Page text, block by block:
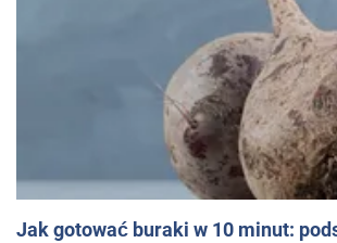
Jak gotować buraki w 10 minut: